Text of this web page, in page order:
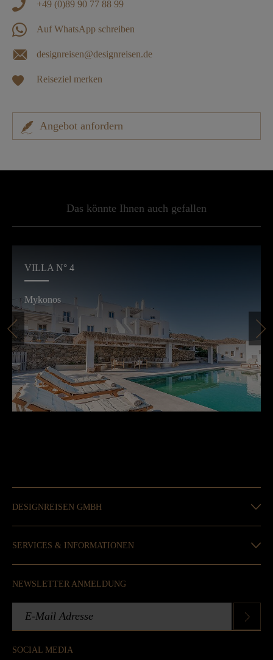
+49 (0)89 90 77 88 99
Auf WhatsApp schreiben
designreisen@designreisen.de
Reiseziel merken
Angebot anfordern
Das könnte Ihnen auch gefallen
VILLA N° 4
Mykonos
DESIGNREISEN GMBH
SERVICES & INFORMATIONEN
SOCIAL MEDIA
NEWSLETTER ANMELDUNG